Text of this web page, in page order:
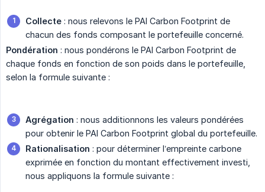
Collecte : nous relevons le PAI Carbon Footprint de
chacun des fonds composant le portefeuille concerné.
Pondération : nous pondérons le PAI Carbon Footprint de
chaque fonds en fonction de son poids dans le portefeuille,
selon la formule suivante :
Agrégation : nous additionnons les valeurs pondérées
pour obtenir le PAI Carbon Footprint global du portefeuille.
Rationalisation : pour déterminer l’empreinte carbone
exprimée en fonction du montant effectivement investi,
nous appliquons la formule suivante :